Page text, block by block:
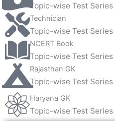
Topic-wise Test Series
Technician
Topic-wise Test Series
NCERT Book
Topic-wise Test Series
Rajasthan GK
Topic-wise Test Series
Haryana GK
Topic-wise Test Series